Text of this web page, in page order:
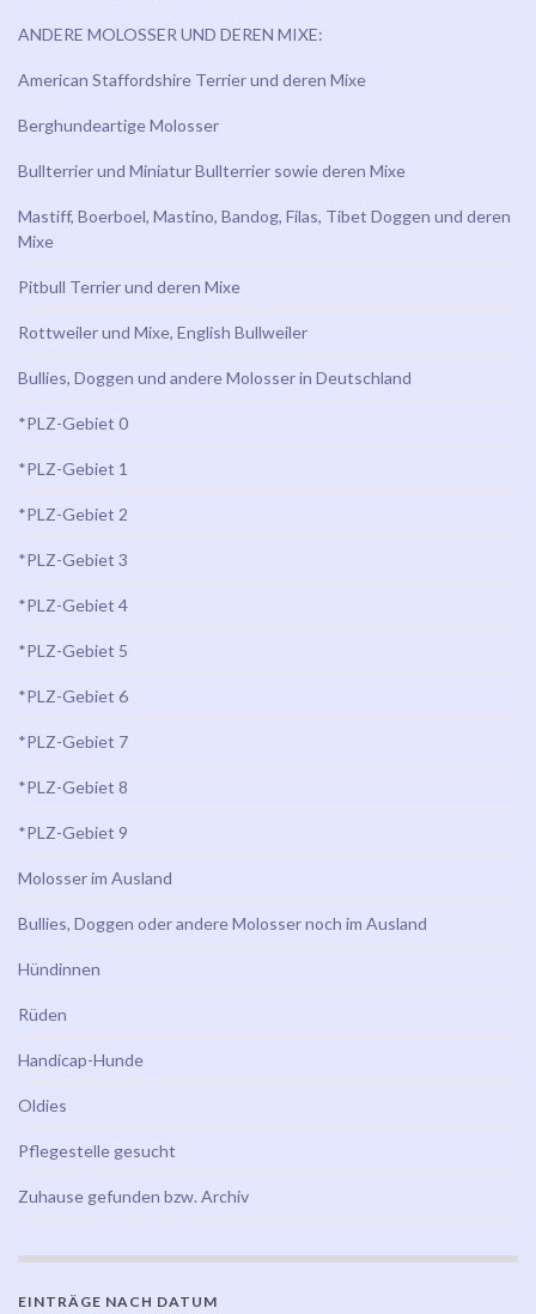
ANDERE MOLOSSER UND DEREN MIXE:
American Staffordshire Terrier und deren Mixe
Berghundeartige Molosser
Bullterrier und Miniatur Bullterrier sowie deren Mixe
Mastiff, Boerboel, Mastino, Bandog, Filas, Tibet Doggen und deren
Mixe
Pitbull Terrier und deren Mixe
Rottweiler und Mixe, English Bullweiler
Bullies, Doggen und andere Molosser in Deutschland
*PLZ-Gebiet 0
*PLZ-Gebiet 1
*PLZ-Gebiet 2
*PLZ-Gebiet 3
*PLZ-Gebiet 4
*PLZ-Gebiet 5
*PLZ-Gebiet 6
*PLZ-Gebiet 7
*PLZ-Gebiet 8
*PLZ-Gebiet 9
Molosser im Ausland
Bullies, Doggen oder andere Molosser noch im Ausland
Hündinnen
Rüden
Handicap-Hunde
Oldies
Pflegestelle gesucht
Zuhause gefunden bzw. Archiv
EINTRÄGE NACH DATUM